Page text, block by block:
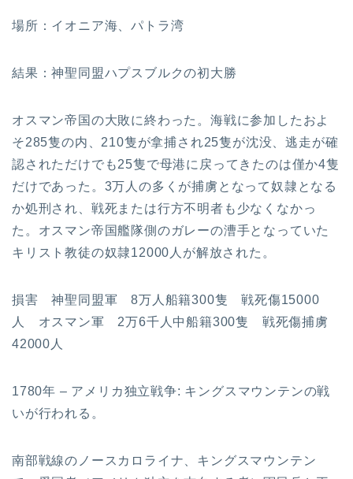
場所：イオニア海、パトラ湾
結果：神聖同盟ハプスブルクの初大勝
オスマン帝国の大敗に終わった。海戦に参加したおよ
そ285隻の内、210隻が拿捕され25隻が沈没、逃走が確
認されただけでも25隻で母港に戻ってきたのは僅か4隻
だけであった。3万人の多くが捕虜となって奴隷となる
か処刑され、戦死または行方不明者も少なくなかっ
た。オスマン帝国艦隊側のガレーの漕手となっていた
キリスト教徒の奴隷12000人が解放された。
損害 神聖同盟軍 8万人船籍300隻 戦死傷15000
人 オスマン軍 2万6千人中船籍300隻 戦死傷捕虜
42000人
1780年 – アメリカ独立戦争: キングスマウンテンの戦
いが行われる。
南部戦線のノースカロライナ、キングスマウンテン